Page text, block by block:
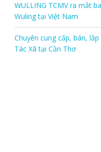
WULLING TCMV ra mắt
Wuling tại Việt Nam
Chuyên cung cấp, bán,
Tác Xã tại Cần Thơ